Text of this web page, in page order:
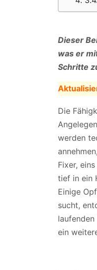
Dieser
was er
Schritte
Die
werden
Fixer,
tief in ein
Einige
sucht,
ein